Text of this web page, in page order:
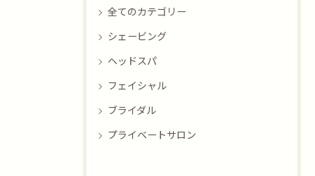
全てのカテゴリー
シェービング
ヘッドスパ
フェイシャル
ブライダル
プライベートサロン